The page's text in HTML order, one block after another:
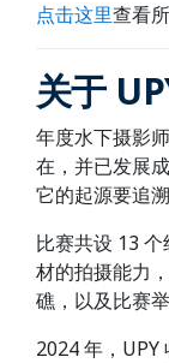
点击这里查看
关于
年度水下摄影
在，并已发展
它的起源要追
比赛共设 13
材的拍摄能力
礁，以及比赛
2024 年，UPY